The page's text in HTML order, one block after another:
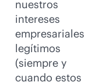
nuestros
intereses
empresariales
legítimos
(siempre y
cuando estos